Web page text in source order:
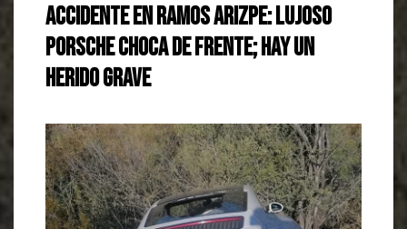
Accidente en Ramos Arizpe: Lujoso
Porsche Choca de Frente; Hay un
Herido Grave